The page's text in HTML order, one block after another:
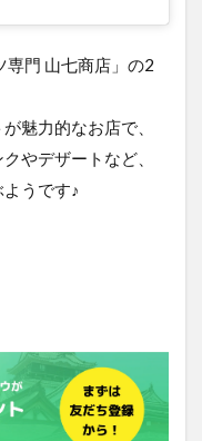
門 山七商店」の2
魅力的なお店で、
やデザートなど、
うです♪